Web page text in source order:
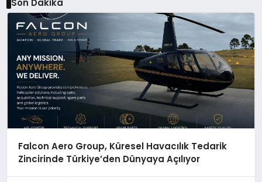
Son Dakika
Falcon Aero Group, Küresel Havacılık Tedarik
Zincirinde Türkiye’den Dünyaya Açılıyor